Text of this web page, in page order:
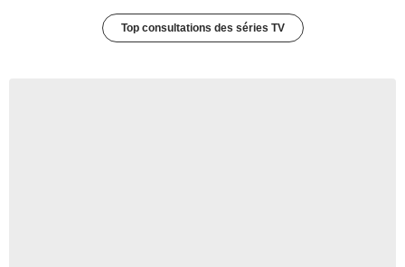
Top consultations des séries TV